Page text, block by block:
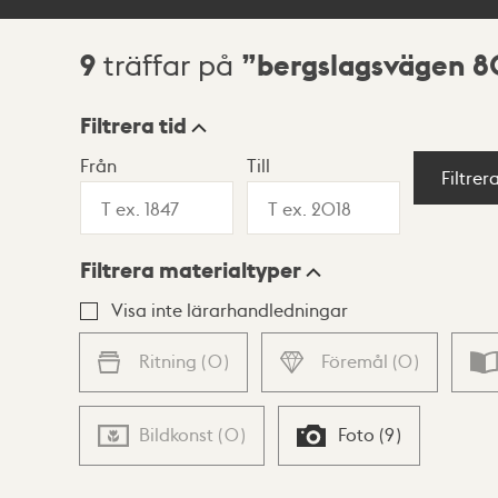
Sökresultat
9 träffar på bergslagsvägen
Visningsläge
Lista Karta
Filtrera tid
Från Till
Filtrera materialtyper
Visa inte lärarhandledningar
Ritning (0) Föremål (0)
Bildkonst (0) Foto (9)